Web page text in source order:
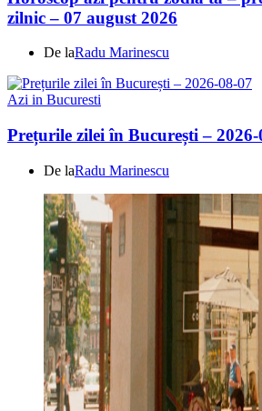
zilnic – 07 august 2026
De laRadu Marinescu
Azi in Bucuresti
Prețurile zilei în București – 2026-
De laRadu Marinescu